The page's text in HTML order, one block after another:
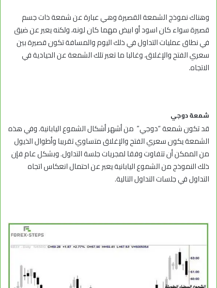
وهناك نموذج الشمعة القصيرة وهي عبارة عن شمعة ذات جسم
قصيرة سواء كان اسود أو ابيض مهما كان لونه، ولكنه يعبر عن ضيق
في نطاق عمليات التداول في ذلك اليوم والمسافة تكون قصيرة بين
سعري الفتح والإغلاق، وغالبا ما تعبر تلك الشمعة عن الحيادية في
الاتجاه.
شمعة دوجي
قد تكون شمعة “دوجي” من أشهر أشكال الشموع اليابانية. وفي هذه
الشمعة يكون سعري الفتح والإغلاق متساوي تقريبا وأطوال الذيول
من الممكن أن تتفاوت وفقا لمجريات جلسة التداول. وبشكل عام فإن
ذلك النموذج من الشموع اليابانية يعبر عن احتمال انعكاس اتجاه
التداول في جلسات التداول التالية.